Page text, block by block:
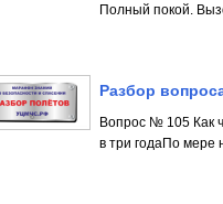
Полный покой.
Разбор
Вопрос № 105 Как
в три годаПо мере